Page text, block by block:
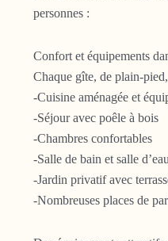
personnes :
Confort et équipements
Chaque gîte, de plain-
-Cuisine aménagée et
-Séjour avec poêle à bois
-Chambres confortables
-Salle de bain et salle d’eau
-Jardin privatif avec
-Nombreuses places de